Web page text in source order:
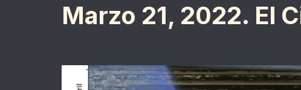
Marzo 21, 2022. El